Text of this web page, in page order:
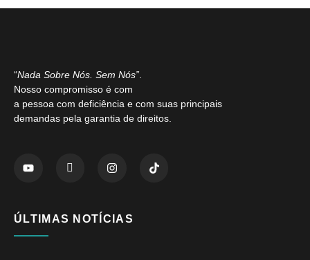
“Nada Sobre Nós. Sem Nós”
Nosso compromisso é com
a pessoa com deficiência e com suas principais
demandas pela garantia de direitos.
ÚLTIMAS NOTÍCIAS